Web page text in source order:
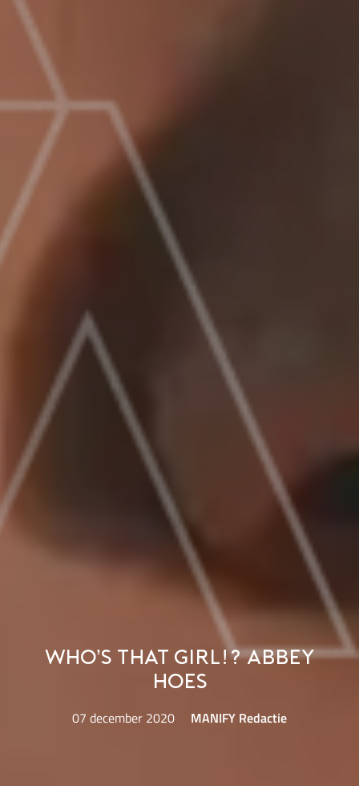
Who’s That Girl!? Abbey
Hoes
07 december 2020 MANIFY Redactie